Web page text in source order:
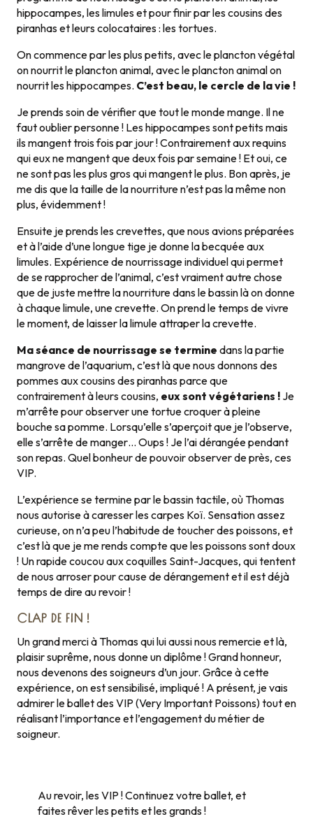
hippocampes, les limules et pour finir par les cousins des
piranhas et leurs colocataires : les tortues.
On commence par les plus petits, avec le plancton végétal
on nourrit le plancton animal, avec le plancton animal on
nourrit les hippocampes. C’est beau, le cercle de la vie !
Je prends soin de vérifier que tout le monde mange. Il ne
faut oublier personne ! Les hippocampes sont petits mais
ils mangent trois fois par jour ! Contrairement aux requins
qui eux ne mangent que deux fois par semaine ! Et oui, ce
ne sont pas les plus gros qui mangent le plus. Bon après, je
me dis que la taille de la nourriture n’est pas la même non
plus, évidemment !
Ensuite je prends les crevettes, que nous avions préparées
et à l’aide d’une longue tige je donne la becquée aux
limules. Expérience de nourrissage individuel qui permet
de se rapprocher de l’animal, c’est vraiment autre chose
que de juste mettre la nourriture dans le bassin là on donne
à chaque limule, une crevette. On prend le temps de vivre
le moment, de laisser la limule attraper la crevette.
Ma séance de nourrissage se termine dans la partie
mangrove de l’aquarium, c’est là que nous donnons des
pommes aux cousins des piranhas parce que
contrairement à leurs cousins, eux sont végétariens ! Je
m’arrête pour observer une tortue croquer à pleine
bouche sa pomme. Lorsqu’elle s’aperçoit que je l’observe,
elle s’arrête de manger… Oups ! Je l’ai dérangée pendant
son repas. Quel bonheur de pouvoir observer de près, ces
VIP.
L’expérience se termine par le bassin tactile, où Thomas
nous autorise à caresser les carpes Koï. Sensation assez
curieuse, on n’a peu l’habitude de toucher des poissons, et
c’est là que je me rends compte que les poissons sont doux
! Un rapide coucou aux coquilles Saint-Jacques, qui tentent
de nous arroser pour cause de dérangement et il est déjà
temps de dire au revoir !
CLAP DE FIN !
Un grand merci à Thomas qui lui aussi nous remercie et là,
plaisir suprême, nous donne un diplôme ! Grand honneur,
nous devenons des soigneurs d’un jour. Grâce à cette
expérience, on est sensibilisé, impliqué ! A présent, je vais
admirer le ballet des VIP (Very Important Poissons) tout en
réalisant l’importance et l’engagement du métier de
soigneur.
Au revoir, les VIP ! Continuez votre ballet, et
faites rêver les petits et les grands !